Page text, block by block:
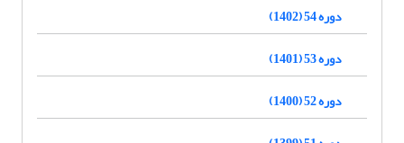
دوره 54 (1402)
دوره 53 (1401)
دوره 52 (1400)